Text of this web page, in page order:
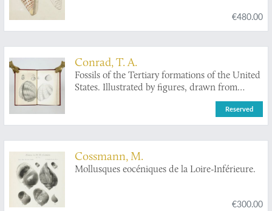
€480.00
Conrad, T. A.
Fossils of the Tertiary formations of the United
States. Illustrated by figures, drawn from
nature. [Fossils of the Medial Tertiary of the
United States 1-2; Fossils of the Miocene
formation of the United States 3-[4].]
Reserved
Cossmann, M.
Mollusques eocéniques de la Loire-Inférieure.
€300.00